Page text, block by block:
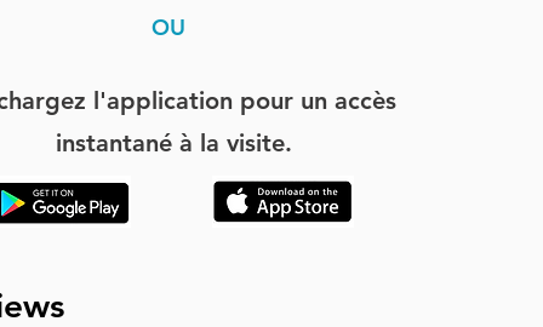
OU
l'application pour un accès
instantané à la visite.